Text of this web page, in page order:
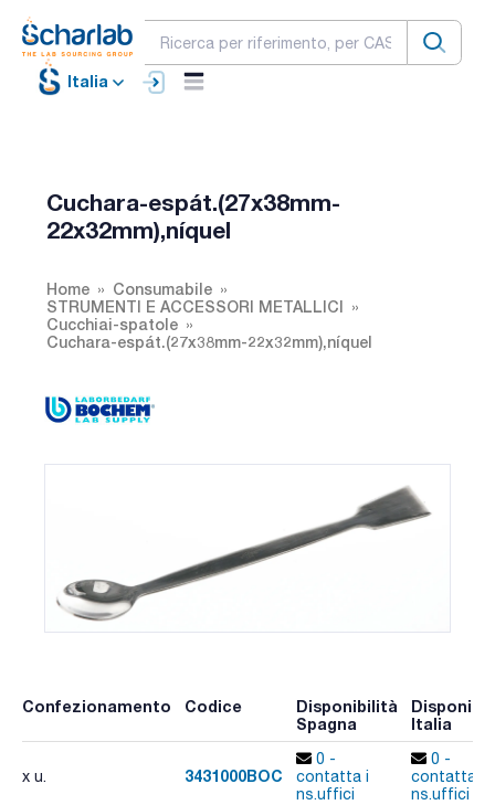
Italia
Cuchara-espát.(27x38mm-
22x32mm),níquel
Home
Consumabile
STRUMENTI E ACCESSORI METALLICI
Cucchiai-spatole
Cuchara-espát.(27x38mm-22x32mm),níquel
Confezionamento Codice
Disponibilità
Spagna
Italia
x u. 3431000BOC
0 -
contatta i
ns.uffici
0 -
contatta i
ns.uffici